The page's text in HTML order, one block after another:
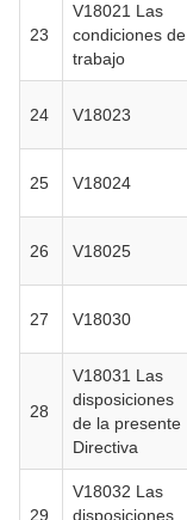
23
V18021 Las
condiciones de
trabajo
24 V18023
25 V18024
26 V18025
27 V18030
28
V18031 Las
disposiciones
de la presente
Directiva
29
V18032 Las
disposiciones